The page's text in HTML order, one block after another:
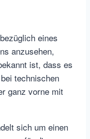
eines
anzusehen,
ist, dass es
technischen
ganz vorne mit
sich um einen